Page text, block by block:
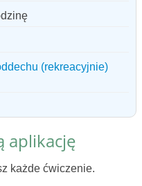
(rekreacyjnie)
aplikację
każde ćwiczenie.